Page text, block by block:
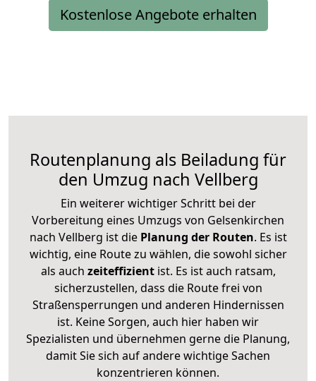
Kostenlose Angebote erhalten
Routenplanung als Beiladung für
den Umzug nach Vellberg
Ein weiterer wichtiger Schritt bei der
Vorbereitung eines Umzugs von Gelsenkirchen
nach Vellberg ist diePlanung der Routen. Es ist
wichtig, eine Route zu wählen, die sowohl sicher
als auch zeiteffizientist. Es ist auch ratsam,
sicherzustellen, dass die Route frei von
Straßensperrungen und anderen Hindernissen
ist. Keine Sorgen, auch hier haben wir
Spezialisten und übernehmen gerne die Planung,
damit Sie sich auf andere wichtige Sachen
konzentrieren können.